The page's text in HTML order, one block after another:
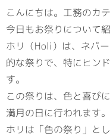
こんにちは。工務のカ
今日もお祭りについて紹
ホリ（Holi）は、ネパ
的な祭りで、特にヒン
す。
この祭りは、色と喜び
満月の日に行われます。
ホリは「色の祭り」と